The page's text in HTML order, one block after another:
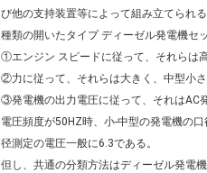
び他の支持装置等によって組み立てられる
種類の開いたタイプ ディーゼル発電機セ
①エンジン スピードに従って、それらは
②力に従って、それらは大きく、中型小
③発電機の出力電圧に従って、それはAC
電圧頻度が50HZ時、小-中型の発電機の
径測定の電圧一般に6.3である。
但し、共通の分類方法はディーゼル発電